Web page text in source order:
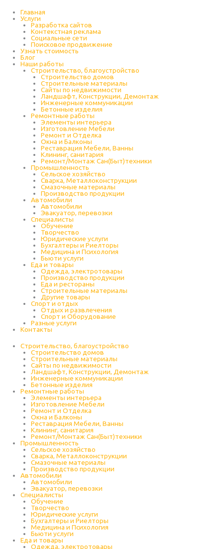
Главная
Услуги
Разработка сайтов
Контекстная реклама
Социальные сети
Поисковое продвижение
Узнать стоимость
Блог
Наши работы
Строительство, благоустройство
Строительство домов
Строительные материалы
Сайты по недвижимости
Ландшафт, Конструкции, Демонтаж
Инженерные коммуникации
Бетонные изделия
Ремонтные работы
Элементы интерьера
Изготовление Мебели
Ремонт и Отделка
Окна и Балконы
Реставрация Мебели, Ванны
Клининг, санитария
Ремонт/Монтаж Сан(Быт)техники
Промышленность
Cельское хозяйство
Сварка, Металлоконструкции
Cмазочные материалы
Производство продукции
Автомобили
Автомобили
Эвакуатор, перевозки
Специалисты
Обучение
Творчество
Юридические услуги
Бухгалтеры и Риелторы
Медицина и Психология
Бьюти услуги
Еда и товары
Одежда, электротовары
Производство продукции
Еда и рестораны
Строительные материалы
Другие товары
Спорт и отдых
Отдых и развлечения
Спорт и Оборудование
Разные услуги
Контакты
Строительство, благоустройство
Строительство домов
Строительные материалы
Сайты по недвижимости
Ландшафт, Конструкции, Демонтаж
Инженерные коммуникации
Бетонные изделия
Ремонтные работы
Элементы интерьера
Изготовление Мебели
Ремонт и Отделка
Окна и Балконы
Реставрация Мебели, Ванны
Клининг, санитария
Ремонт/Монтаж Сан(Быт)техники
Промышленность
Cельское хозяйство
Сварка, Металлоконструкции
Cмазочные материалы
Производство продукции
Автомобили
Автомобили
Эвакуатор, перевозки
Специалисты
Обучение
Творчество
Юридические услуги
Бухгалтеры и Риелторы
Медицина и Психология
Бьюти услуги
Еда и товары
Одежда, электротовары